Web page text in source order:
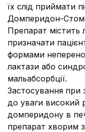
їх слід приймати
Домперидон-
Препарат містить
призначати
формами
лактази або
мальабсорбції.
Застосування при
до уваги високий
домперидону в
препарат хворим